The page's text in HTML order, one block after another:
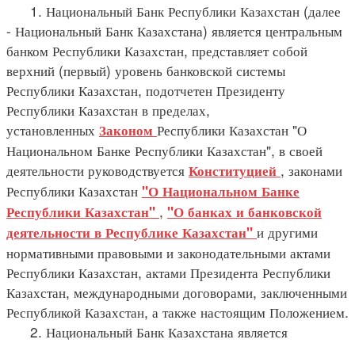
1. Национальный Банк Республики Казахстан (далее
- Национальный Банк Казахстана) является центральным
банком Республики Казахстан, представляет собой
верхний (первый) уровень банковской системы
Республики Казахстан, подотчетен Президенту
Республики Казахстан в пределах,
установленных Законом Республики Казахстан "О
Национальном Банке Республики Казахстан", в своей
деятельности руководствуется Конституцией , законами
Республики Казахстан "О Национальном Банке
Республики Казахстан" , "О банках и банковской
деятельности в Республике Казахстан" и другими
нормативными правовыми и законодательными актами
Республики Казахстан, актами Президента Республики
Казахстан, международными договорами, заключенными
Республикой Казахстан, а также настоящим Положением.
2. Национальный Банк Казахстана является